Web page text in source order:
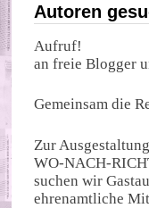
Autoren
Aufruf!
an freie Blogger
Gemeinsam die
Zur
WO-NACH-
suchen wir
ehrenamtliche